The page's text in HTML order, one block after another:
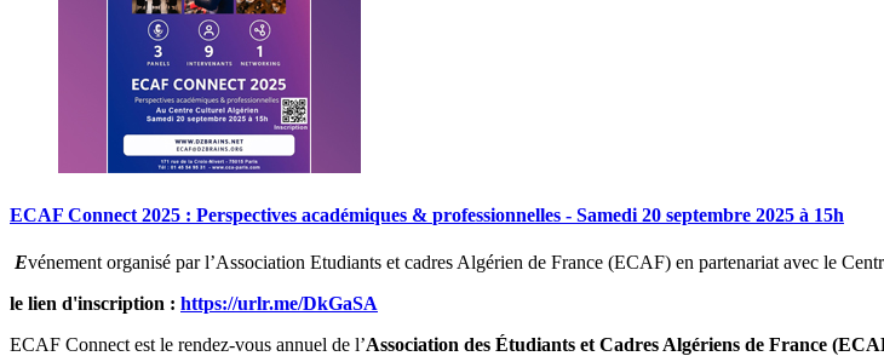
ECAF Connect 2025 : Perspectives académiques & professionnelles - Samedi 20 septembre 2025 à 15h
Evénement organisé par l’Association Etudiants et cadres Algérien de France (ECAF) en partenariat avec le
le lien d'inscription : https://urlr.me/DkGaSA
ECAF Connect est le rendez-vous annuel de l’Association des Étudiants et Cadres Algériens de France